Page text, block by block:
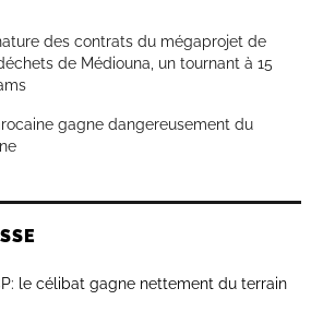
des contrats du mégaprojet de
de Médiouna, un tournant à 15
gagne dangereusement du
le célibat gagne nettement du terrain